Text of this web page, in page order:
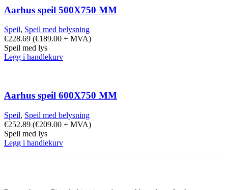
Aarhus speil 500X750 MM
Speil, Speil med belysning
€228.69 (€189.00 + MVA)
Speil med lys
Legg i handlekurv
Aarhus speil 600X750 MM
Speil, Speil med belysning
€252.89 (€209.00 + MVA)
Speil med lys
Legg i handlekurv